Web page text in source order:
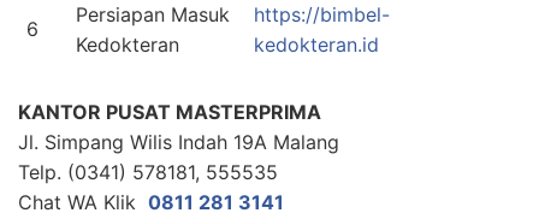
6
Persiapan Masuk
Kedokteran
https://bimbel-
kedokteran.id
KANTOR PUSAT MASTERPRIMA
Jl. Simpang Wilis Indah 19A Malang
Telp. (0341) 578181, 555535
Chat WA Klik 0811 281 3141